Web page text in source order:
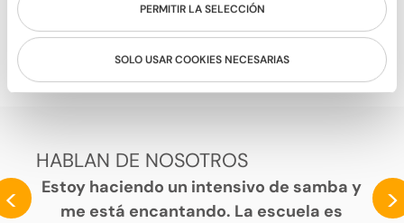
PERMITIR LA SELECCIÓN
SOLO USAR COOKIES NECESARIAS
RUEDA CUBANA
HABLAN DE NOSOTROS
<
Estoy haciendo un intensivo de samba y
me está encantando. La escuela es
>